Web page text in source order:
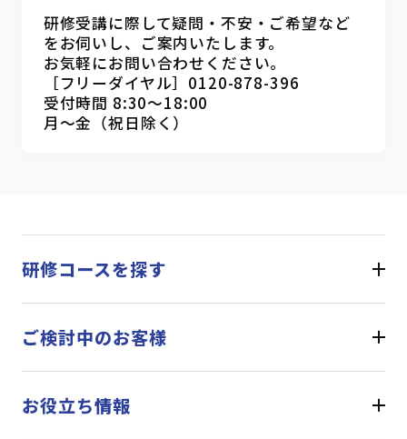
研修受講に際して疑問・不安・ご希望など
をお伺いし、ご案内いたします。
お気軽にお問い合わせください。
［フリーダイヤル］0120-878-396
受付時間 8:30～18:00
月～金（祝日除く）
研修コースを探す
ご検討中のお客様
お役立ち情報